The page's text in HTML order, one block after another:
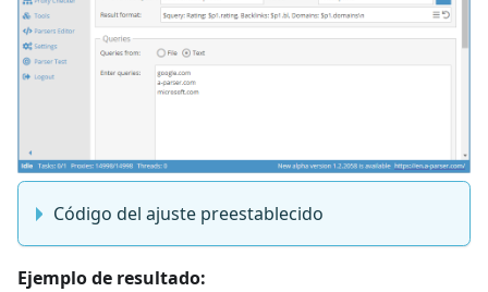
Código del ajuste preestablecido
Ejemplo de resultado: